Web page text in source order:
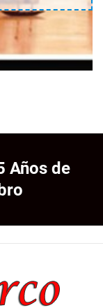
Años de